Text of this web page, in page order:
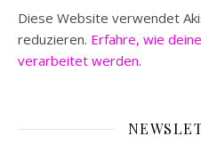
Diese Website verwendet
reduzieren. Erfahre, wie
verarbeitet werden.